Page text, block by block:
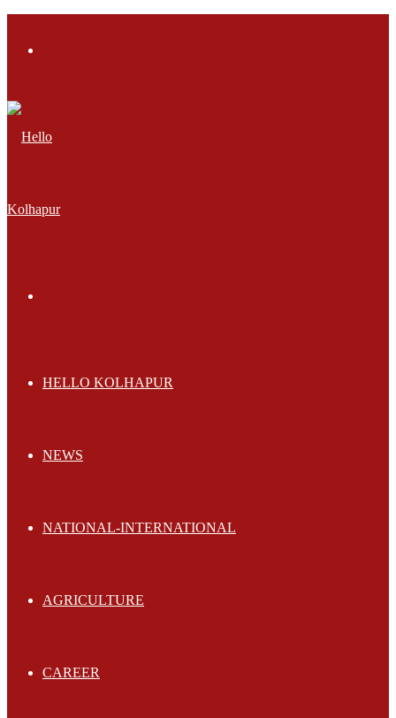
HELLO KOLHAPUR
NEWS
NATIONAL-INTERNATIONAL
AGRICULTURE
CAREER